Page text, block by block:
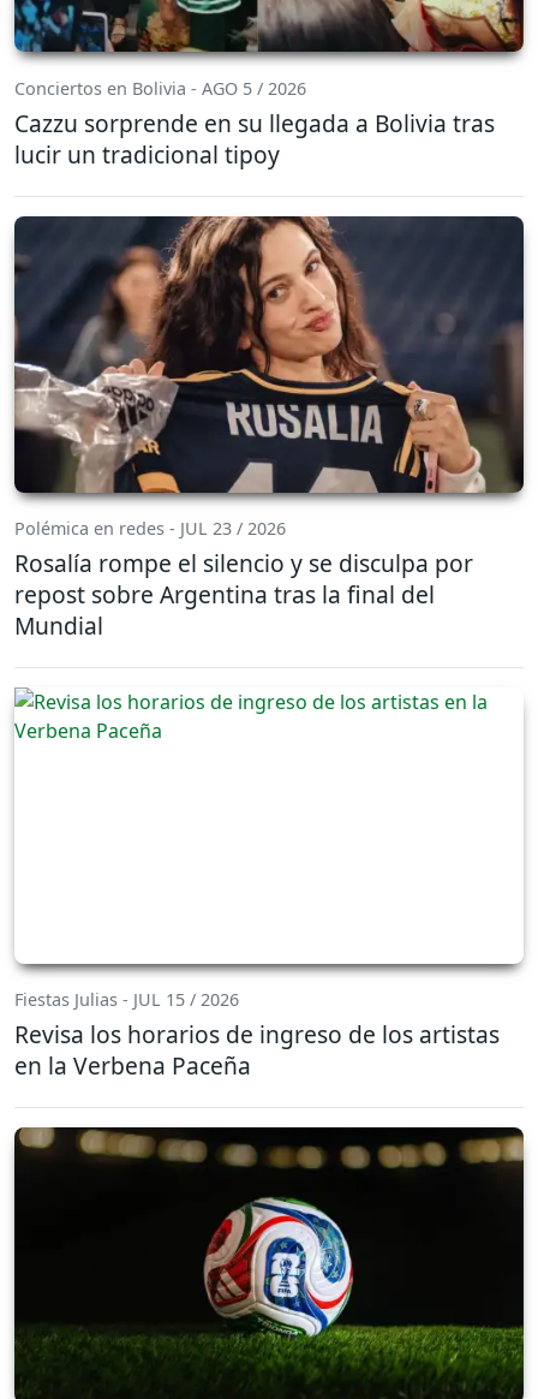
Conciertos en Bolivia - AGO 5 / 2026
Cazzu sorprende en su llegada a Bolivia tras
lucir un tradicional tipoy
Polémica en redes - JUL 23 / 2026
Rosalía rompe el silencio y se disculpa por
repost sobre Argentina tras la final del
Mundial
Fiestas Julias - JUL 15 / 2026
Revisa los horarios de ingreso de los artistas
en la Verbena Paceña